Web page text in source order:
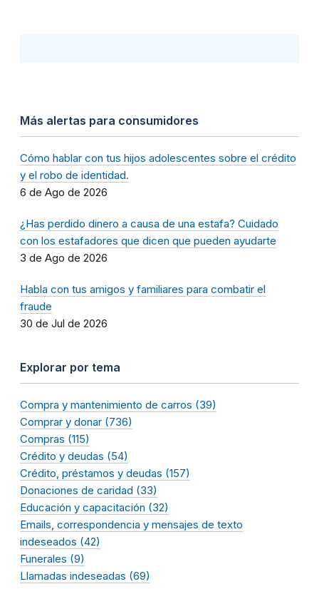
Más alertas para consumidores
Cómo hablar con tus hijos adolescentes sobre el crédito
y el robo de identidad.
6 de Ago de 2026
¿Has perdido dinero a causa de una estafa? Cuidado
con los estafadores que dicen que pueden ayudarte
3 de Ago de 2026
Habla con tus amigos y familiares para combatir el
fraude
30 de Jul de 2026
Explorar por tema
Compra y mantenimiento de carros (39)
Comprar y donar (736)
Compras (115)
Crédito y deudas (54)
Crédito, préstamos y deudas (157)
Donaciones de caridad (33)
Educación y capacitación (32)
Emails, correspondencia y mensajes de texto
indeseados (42)
Funerales (9)
Llamadas indeseadas (69)